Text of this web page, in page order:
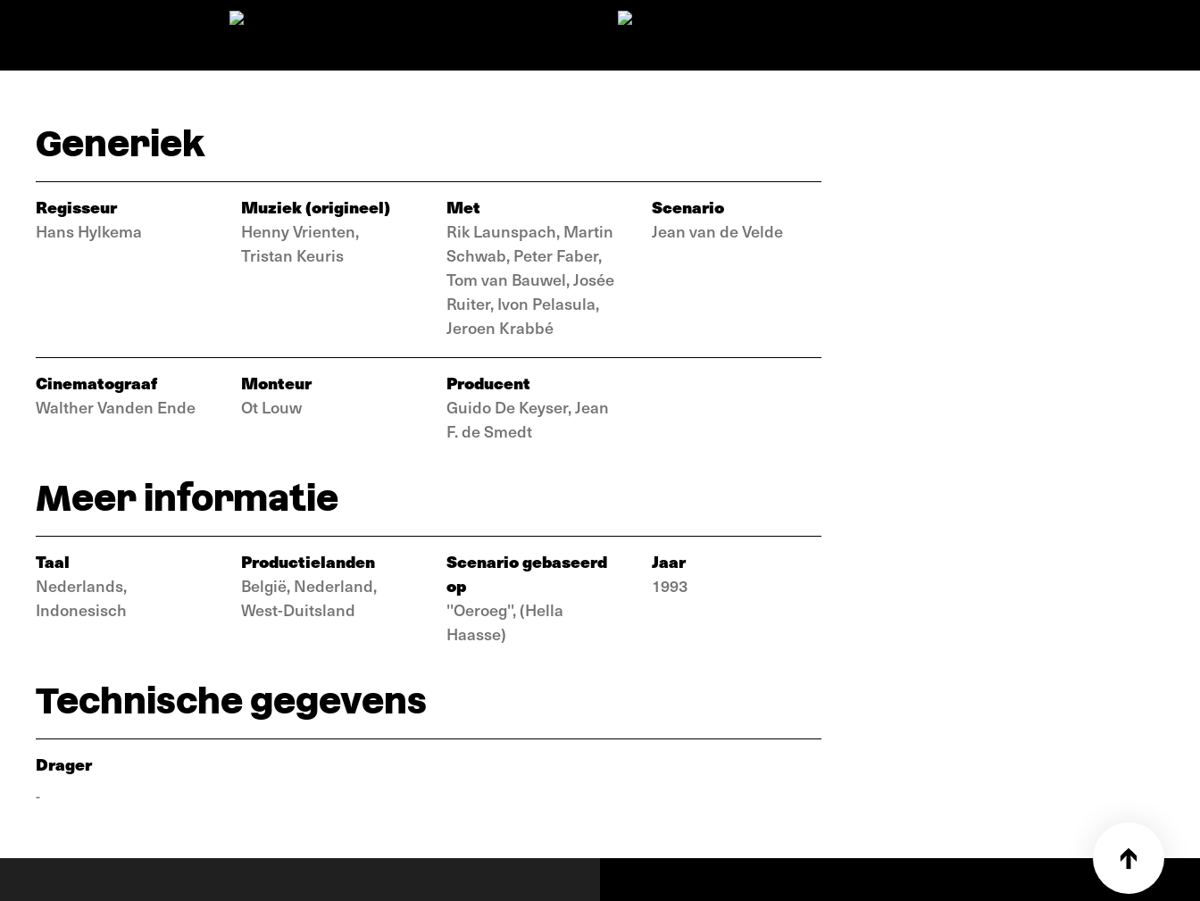
Generiek
Regisseur
Hans Hylkema
Muziek (origineel)
Henny Vrienten,
Tristan Keuris
Met
Rik Launspach, Martin
Schwab, Peter Faber,
Tom van Bauwel, Josée
Ruiter, Ivon Pelasula,
Jeroen Krabbé
Scenario
Jean van de Velde
Cinematograaf
Walther Vanden Ende
Monteur
Ot Louw
Producent
Guido De Keyser, Jean
F. de Smedt
Meer informatie
Taal
Nederlands,
Indonesisch
Productielanden
België, Nederland,
West-Duitsland
Scenario gebaseerd
op
''Oeroeg'', (Hella
Haasse)
Jaar
1993
Technische gegevens
Drager
-